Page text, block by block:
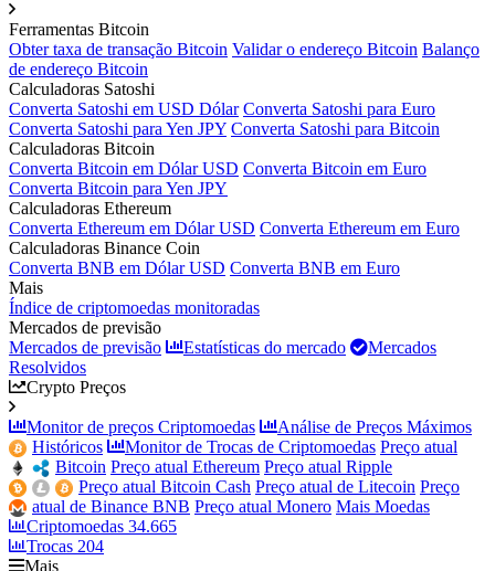
Ferramentas Bitcoin
Obter taxa de transação Bitcoin Validar o endereço Bitcoin Balanço
de endereço Bitcoin
Calculadoras Satoshi
Converta Satoshi em USD Dólar Converta Satoshi para Euro
Converta Satoshi para Yen JPY Converta Satoshi para Bitcoin
Calculadoras Bitcoin
Converta Bitcoin em Dólar USD Converta Bitcoin em Euro
Converta Bitcoin para Yen JPY
Calculadoras Ethereum
Converta Ethereum em Dólar USD Converta Ethereum em Euro
Calculadoras Binance Coin
Converta BNB em Dólar USD Converta BNB em Euro
Mais
Índice de criptomoedas monitoradas
Mercados de previsão
Mercados de previsão
Estatísticas do mercado
Mercados
Resolvidos
Crypto Preços
Monitor de preços Criptomoedas
Análise de Preços Máximos
Históricos
Monitor de Trocas de Criptomoedas Preço atual
Bitcoin Preço atual Ethereum Preço atual Ripple
Preço atual Bitcoin Cash Preço atual de Litecoin Preço
atual de Binance BNB Preço atual Monero Mais Moedas
Criptomoedas 34.665
Trocas 204
Mais